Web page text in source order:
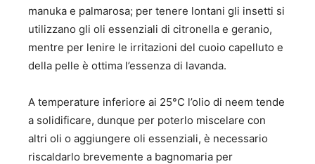
manuka e palmarosa; per tenere lontani gli insetti si
utilizzano gli oli essenziali di citronella e geranio,
mentre per lenire le irritazioni del cuoio capelluto e
della pelle è ottima l’essenza di lavanda.
A temperature inferiore ai 25°C l’olio di neem tende
a solidificare, dunque per poterlo miscelare con
altri oli o aggiungere oli essenziali, è necessario
riscaldarlo brevemente a bagnomaria per